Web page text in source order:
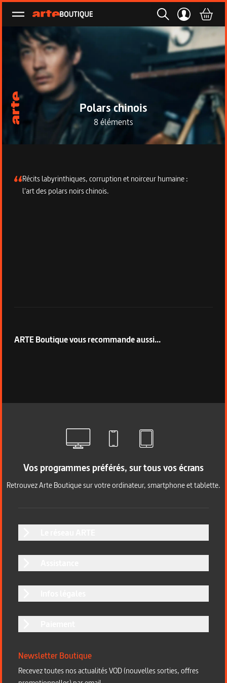
Ouvrir le menu
Polars chinois
8 éléments
Description de la collection
Récits labyrinthiques, corruption et noirceur humaine :
l'art des polars noirs chinois.
ARTE Boutique vous recommande aussi...
Vos programmes préférés, sur tous vos écrans
Retrouvez Arte Boutique sur votre ordinateur, smartphone et tablette.
Newsletter Boutique
Recevez toutes nos actualités VOD (nouvelles sorties, offres